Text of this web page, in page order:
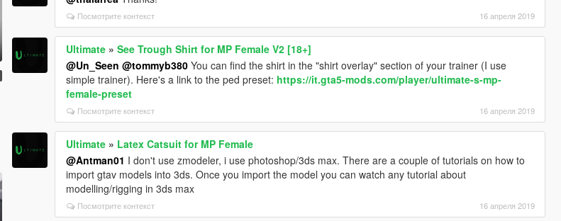
Посмотрите контекст 16 апреля 2019
Ultimate »See Trough Shirt for MP Female V2 [18+]
@Un_Seen @tommyb380 You can find the shirt in the "shirt overlay" section of your trainer (I use
simple trainer). Here's a link to the ped preset: https://it.gta5-mods.com/player/ultimate-s-mp-
female-preset
Посмотрите контекст 16 апреля 2019
Ultimate » Latex Catsuit for MP Female
@Antman01 I don't use zmodeler, i use photoshop/3ds max. There are a couple of tutorials on how to
import gtav models into 3ds. Once you import the model you can watch any tutorial about
modelling/rigging in 3ds max
Посмотрите контекст 16 апреля 2019